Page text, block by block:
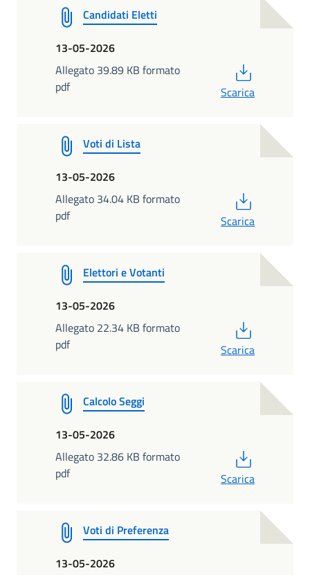
Candidati Eletti
13-05-2026
Allegato 39.89 KB formato
pdf
Scarica
Voti di Lista
13-05-2026
Allegato 34.04 KB formato
pdf
Scarica
Elettori e Votanti
13-05-2026
Allegato 22.34 KB formato
pdf
Scarica
Calcolo Seggi
13-05-2026
Allegato 32.86 KB formato
pdf
Scarica
Voti di Preferenza
13-05-2026